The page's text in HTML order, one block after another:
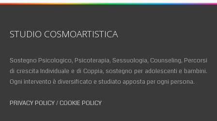
STUDIO COSMOARTISTICA
Sostegno Psicologico, Psicoterapia, Sessuologia, Counseling, Percorsi
di crescita Individuale e di Coppia, sostegno per adolescenti e bambini.
Ogni intervento è diversificato e studiato apposta per ogni persona.
PRIVACY POLICY/COOKIE POLICY